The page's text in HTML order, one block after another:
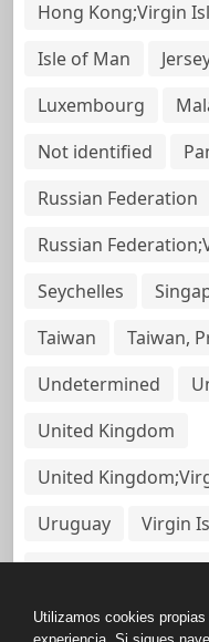
Hong Kong;Virgin
Isle of Man
Luxembourg
Not identified
Russian Federation
Russian
Seychelles
Taiwan
Taiwan,
Undetermined
United Kingdom
United
Uruguay
Virgin
Virgin Islands,
Utilizamos cookies